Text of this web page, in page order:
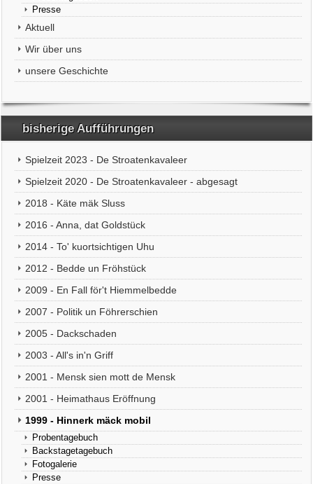
Presse
Aktuell
Wir über uns
unsere Geschichte
bisherige Aufführungen
Spielzeit 2023 - De Stroatenkavaleer
Spielzeit 2020 - De Stroatenkavaleer - abgesagt
2018 - Käte mäk Sluss
2016 - Anna, dat Goldstück
2014 - To' kuortsichtigen Uhu
2012 - Bedde un Fröhstück
2009 - En Fall för't Hiemmelbedde
2007 - Politik un Föhrerschien
2005 - Dackschaden
2003 - All's in'n Griff
2001 - Mensk sien mott de Mensk
2001 - Heimathaus Eröffnung
1999 - Hinnerk mäck mobil
Probentagebuch
Backstagetagebuch
Fotogalerie
Presse